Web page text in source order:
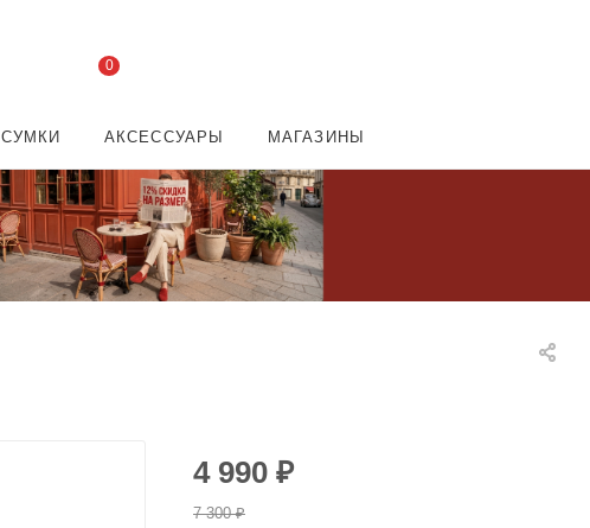
0
СУМКИ АКСЕССУАРЫ МАГАЗИНЫ
4 990 ₽
7 300₽